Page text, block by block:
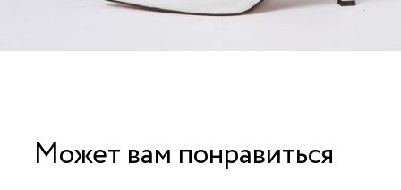
Может вам понравиться